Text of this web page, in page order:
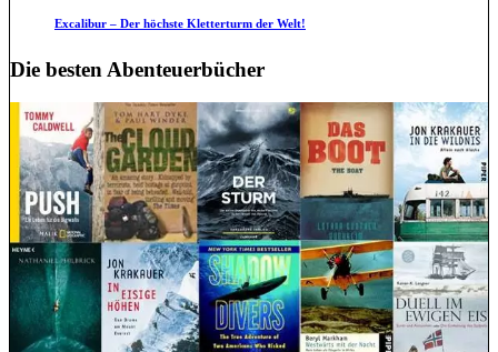
Excalibur – Der höchste Kletterturm der Welt!
Die besten Abenteuerbücher